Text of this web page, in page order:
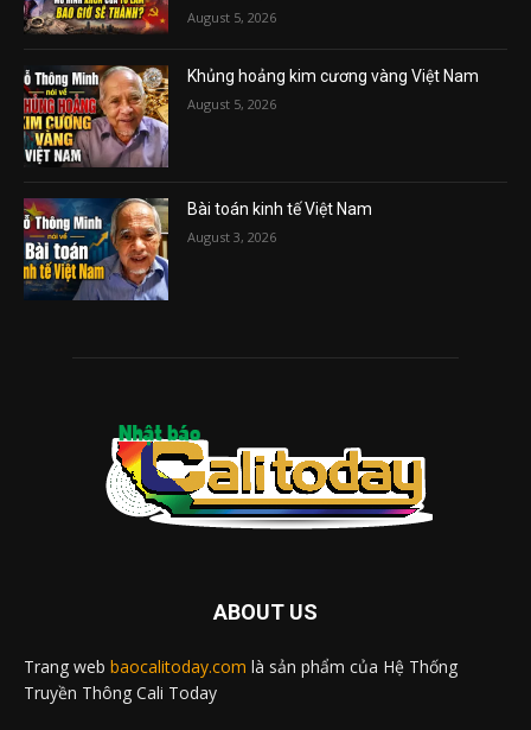
August 5, 2026
Khủng hoảng kim cương vàng Việt Nam
August 5, 2026
Bài toán kinh tế Việt Nam
August 3, 2026
ABOUT US
Trang web baocalitoday.com là sản phẩm của Hệ Thống
Truyền Thông Cali Today